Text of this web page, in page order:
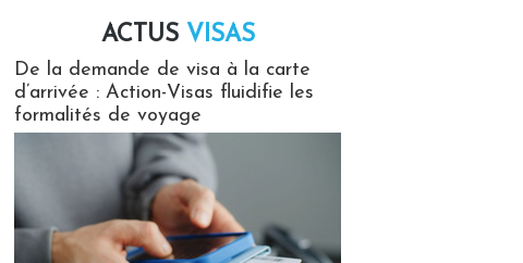
ACTUS VISAS
De la demande de visa à la carte
d’arrivée : Action-Visas fluidifie les
formalités de voyage